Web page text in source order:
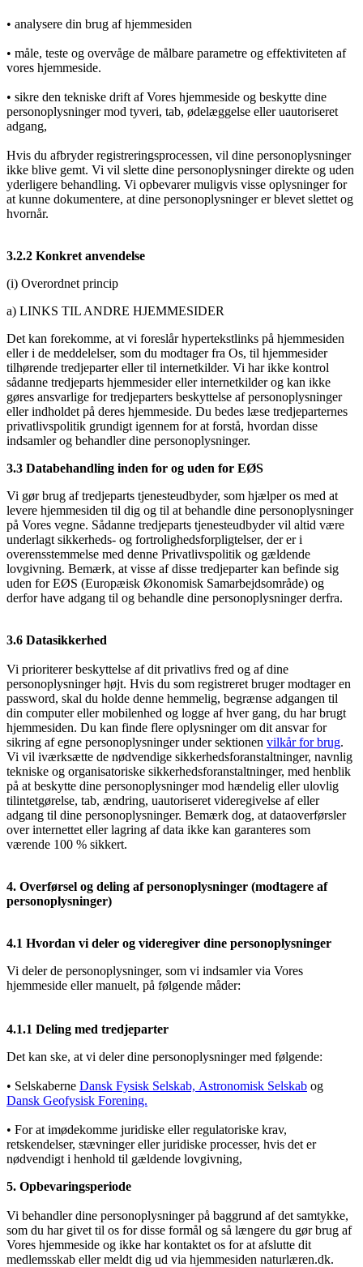
• analysere din brug af hjemmesiden
• måle, teste og overvåge de målbare parametre og effektiviteten af
vores hjemmeside.
• sikre den tekniske drift af Vores hjemmeside og beskytte dine
personoplysninger mod tyveri, tab, ødelæggelse eller uautoriseret
adgang,
Hvis du afbryder registreringsprocessen, vil dine personoplysninger
ikke blive gemt. Vi vil slette dine personoplysninger direkte og uden
yderligere behandling. Vi opbevarer muligvis visse oplysninger for
at kunne dokumentere, at dine personoplysninger er blevet slettet og
hvornår.
3.2.2 Konkret anvendelse
(i) Overordnet princip
a) LINKS TIL ANDRE HJEMMESIDER
Det kan forekomme, at vi foreslår hypertekstlinks på hjemmesiden
eller i de meddelelser, som du modtager fra Os, til hjemmesider
tilhørende tredjeparter eller til internetkilder. Vi har ikke kontrol
sådanne tredjeparts hjemmesider eller internetkilder og kan ikke
gøres ansvarlige for tredjeparters beskyttelse af personoplysninger
eller indholdet på deres hjemmeside. Du bedes læse tredjeparternes
privatlivspolitik grundigt igennem for at forstå, hvordan disse
indsamler og behandler dine personoplysninger.
3.3 Databehandling inden for og uden for EØS
Vi gør brug af tredjeparts tjenesteudbyder, som hjælper os med at
levere hjemmesiden til dig og til at behandle dine personoplysninger
på Vores vegne. Sådanne tredjeparts tjenesteudbyder vil altid være
underlagt sikkerheds- og fortrolighedsforpligtelser, der er i
overensstemmelse med denne Privatlivspolitik og gældende
lovgivning. Bemærk, at visse af disse tredjeparter kan befinde sig
uden for EØS (Europæisk Økonomisk Samarbejdsområde) og
derfor have adgang til og behandle dine personoplysninger derfra.
3.6 Datasikkerhed
Vi prioriterer beskyttelse af dit privatlivs fred og af dine
personoplysninger højt. Hvis du som registreret bruger modtager en
password, skal du holde denne hemmelig, begrænse adgangen til
din computer eller mobilenhed og logge af hver gang, du har brugt
hjemmesiden. Du kan finde flere oplysninger om dit ansvar for
sikring af egne personoplysninger under sektionen vilkår for brug.
Vi vil iværksætte de nødvendige sikkerhedsforanstaltninger, navnlig
tekniske og organisatoriske sikkerhedsforanstaltninger, med henblik
på at beskytte dine personoplysninger mod hændelig eller ulovlig
tilintetgørelse, tab, ændring, uautoriseret videregivelse af eller
adgang til dine personoplysninger. Bemærk dog, at dataoverførsler
over internettet eller lagring af data ikke kan garanteres som
værende 100 % sikkert.
4. Overførsel og deling af personoplysninger (modtagere af
personoplysninger)
4.1 Hvordan vi deler og videregiver dine personoplysninger
Vi deler de personoplysninger, som vi indsamler via Vores
hjemmeside eller manuelt, på følgende måder:
4.1.1 Deling med tredjeparter
Det kan ske, at vi deler dine personoplysninger med følgende:
• Selskaberne Dansk Fysisk Selskab, Astronomisk Selskab og
Dansk Geofysisk Forening.
• For at imødekomme juridiske eller regulatoriske krav,
retskendelser, stævninger eller juridiske processer, hvis det er
nødvendigt i henhold til gældende lovgivning,
5. Opbevaringsperiode
Vi behandler dine personoplysninger på baggrund af det samtykke,
som du har givet til os for disse formål og så længere du gør brug af
Vores hjemmeside og ikke har kontaktet os for at afslutte dit
medlemsskab eller meldt dig ud via hjemmesiden naturlæren.dk.